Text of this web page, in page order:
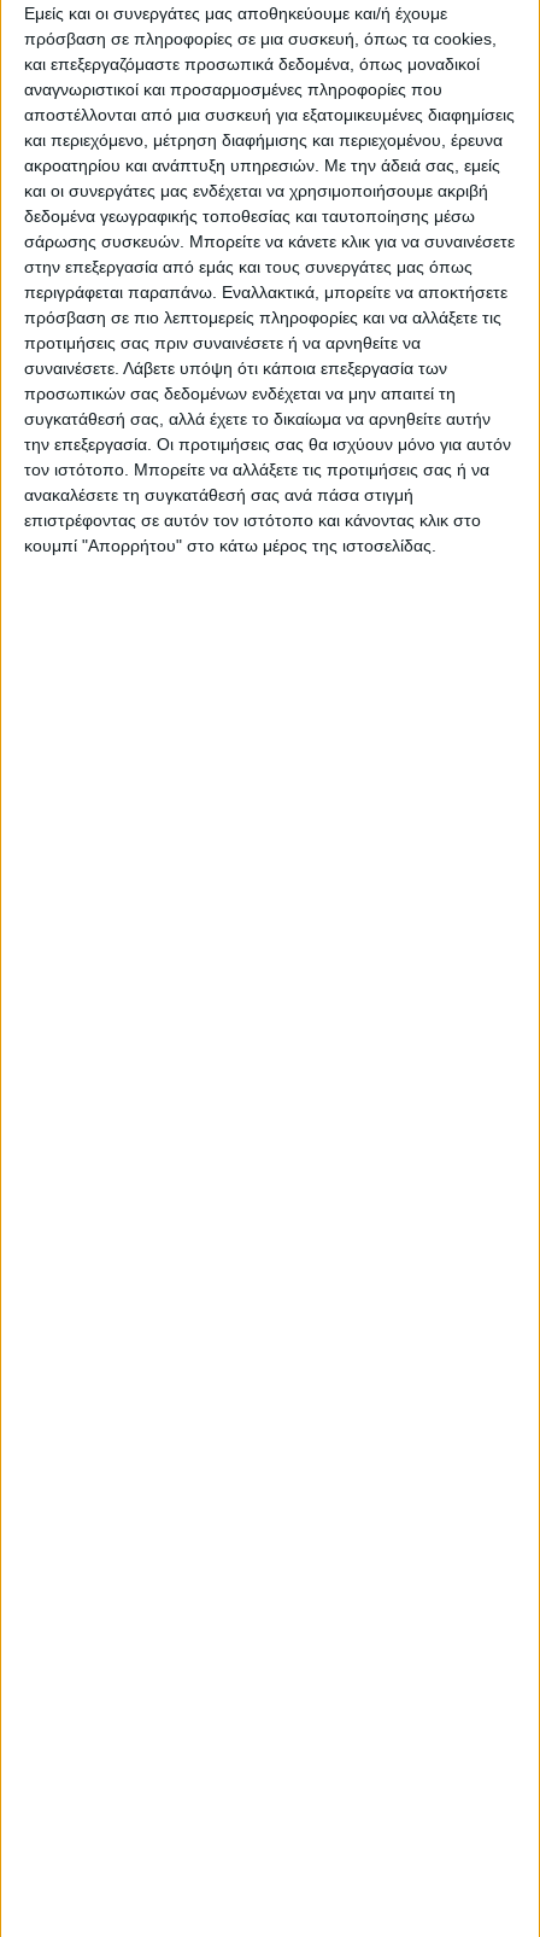
Εμείς και οι συνεργάτες μας αποθηκεύουμε και/ή έχουμε
πρόσβαση σε πληροφορίες σε μια συσκευή, όπως τα cookies,
και επεξεργαζόμαστε προσωπικά δεδομένα, όπως μοναδικοί
αναγνωριστικοί και προσαρμοσμένες πληροφορίες που
αποστέλλονται από μια συσκευή για εξατομικευμένες διαφημίσεις
και περιεχόμενο, μέτρηση διαφήμισης και περιεχομένου, έρευνα
ακροατηρίου και ανάπτυξη υπηρεσιών. Με την άδειά σας, εμείς
και οι συνεργάτες μας ενδέχεται να χρησιμοποιήσουμε ακριβή
δεδομένα γεωγραφικής τοποθεσίας και ταυτοποίησης μέσω
σάρωσης συσκευών. Μπορείτε να κάνετε κλικ για να συναινέσετε
στην επεξεργασία από εμάς και τους συνεργάτες μας όπως
περιγράφεται παραπάνω. Εναλλακτικά, μπορείτε να αποκτήσετε
πρόσβαση σε πιο λεπτομερείς πληροφορίες και να αλλάξετε τις
προτιμήσεις σας πριν συναινέσετε ή να αρνηθείτε να
συναινέσετε. Λάβετε υπόψη ότι κάποια επεξεργασία των
προσωπικών σας δεδομένων ενδέχεται να μην απαιτεί τη
συγκατάθεσή σας, αλλά έχετε το δικαίωμα να αρνηθείτε αυτήν
την επεξεργασία. Οι προτιμήσεις σας θα ισχύουν μόνο για αυτόν
τον ιστότοπο. Μπορείτε να αλλάξετε τις προτιμήσεις σας ή να
ανακαλέσετε τη συγκατάθεσή σας ανά πάσα στιγμή
επιστρέφοντας σε αυτόν τον ιστότοπο και κάνοντας κλικ στο
κουμπί "Απορρήτου" στο κάτω μέρος της ιστοσελίδας.
με αμείωτο ρυθμό τις επενδύσεις, έχοντας
υλοποιήσει το επενδυτικό της πλάνο για το
2019, ύψους περίπου 25 εκ. €. Οι νέες
συνδέσεις αναμένεται να ξεπεράσουν τις
5.000 για τους μήνες Νοέμβριο -Δεκέμβριο
και στο σύνολο του έτους να αγγίξουν τις
25.000.
Τελευταίες Ειδήσεις Σήμερα
Ακολούθησε την εφημερίδα ΝΕΟΣ
ΑΓΩΝ στο Google News!
Όλες οι εξελίξεις στην περιοχή της
Καρδίτσας και ευρύτερα της Θεσσαλίας
ΠΡΟΗΓΟΥΜΕΝΟ ΑΡΘΡΟ ΕΠΟΜΕΝΟ ΑΡΘΡΟ